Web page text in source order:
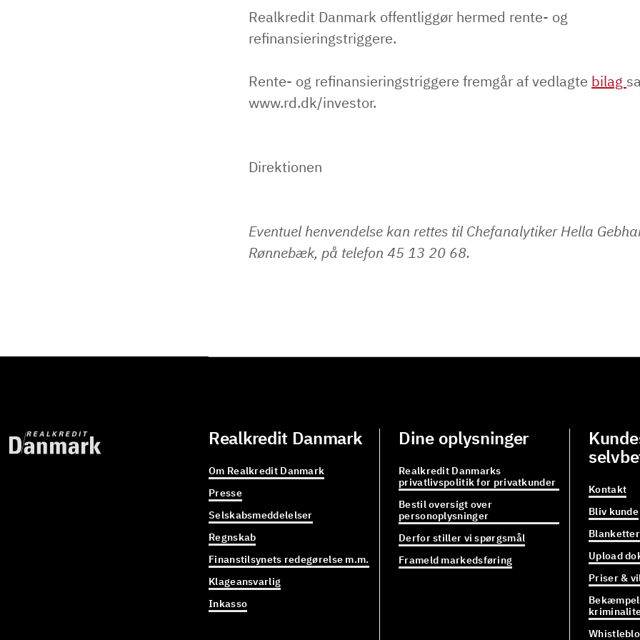
Realkredit Danmark offentliggør hermed rente- og
refinansieringstriggere.
Rente- og refinansieringstriggere fremgår af vedlagte bilag
www.rd.dk/investor.
Direktionen
Eventuel henvendelse kan rettes til Chefanalytiker Hella
Rønnebæk, på telefon 45 13 20 68.
Realkredit Danmark
Om Realkredit Danmark
Presse
Selskabsmeddelelser
Regnskab
Finanstilsynets redegørelse m.m.
Klageansvarlig
Inkasso
Dine oplysninger
Realkredit Danmarks
privatlivspolitik for privatkunder
Bestil oversigt over
personoplysninger
Derfor stiller vi spørgsmål
Frameld markedsføring
Kontakt
Bliv kunde
Blanketter
Upload
Priser &